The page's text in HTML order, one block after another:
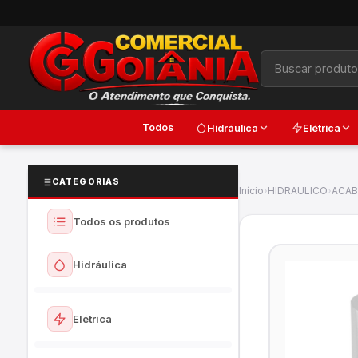
Todos Hidráulica Elétrica
CATEGORIAS
Todos os produtos
Hidráulica
Ver todos
Elétrica
Início›HIDRAULICO›